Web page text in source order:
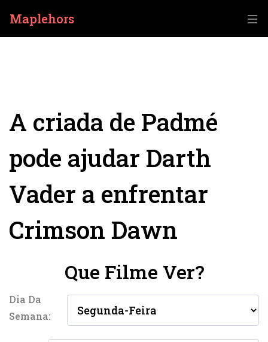
Maplehors
A criada de Padmé
pode ajudar Darth
Vader a enfrentar
Crimson Dawn
Que Filme Ver?
Dia Da
Semana: